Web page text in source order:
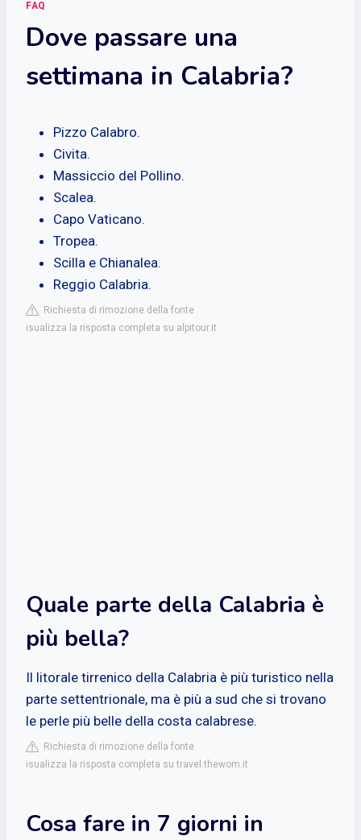
FAQ
Dove passare una
settimana in Calabria?
Pizzo Calabro.
Civita.
Massiccio del Pollino.
Scalea.
Capo Vaticano.
Tropea.
Scilla e Chianalea.
Reggio Calabria.
Richiesta di rimozione della fonte
isualizza la risposta completa su alpitour.it
Quale parte della Calabria è
più bella?
Il litorale tirrenico della Calabria è più turistico nella
parte settentrionale, ma è più a sud che si trovano
le perle più belle della costa calabrese.
Richiesta di rimozione della fonte
isualizza la risposta completa su travel.thewom.it
Cosa fare in 7 giorni in